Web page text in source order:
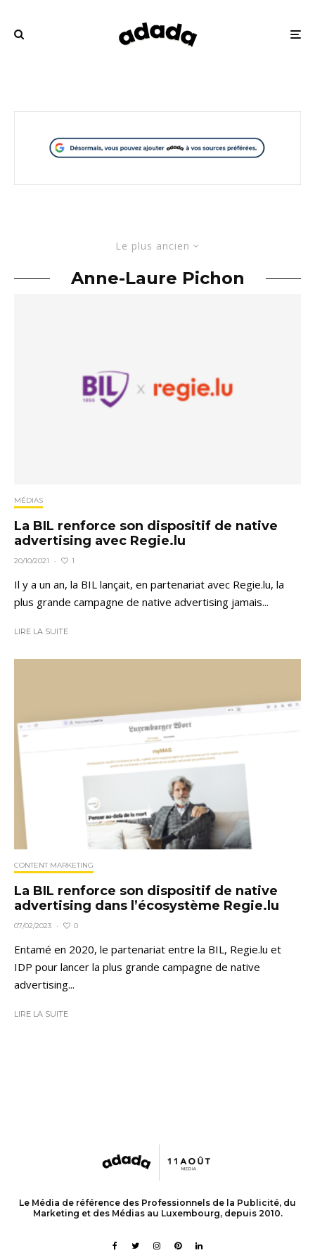
Le plus ancien
Anne-Laure Pichon
MÉDIAS
La BIL renforce son dispositif de native
advertising avec Regie.lu
20/10/2021 · 1
Il y a un an, la BIL lançait, en partenariat avec Regie.lu, la
plus grande campagne de native advertising jamais...
LIRE LA SUITE
CONTENT MARKETING
La BIL renforce son dispositif de native
advertising dans l’écosystème Regie.lu
07/02/2023 · 0
Entamé en 2020, le partenariat entre la BIL, Regie.lu et
IDP pour lancer la plus grande campagne de native
advertising...
LIRE LA SUITE
Le Média de référence des Professionnels de la Publicité, du
Marketing et des Médias au Luxembourg, depuis 2010.